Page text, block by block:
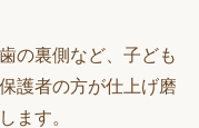
の裏側など、子ども
護者の方が仕上げ磨
ます。